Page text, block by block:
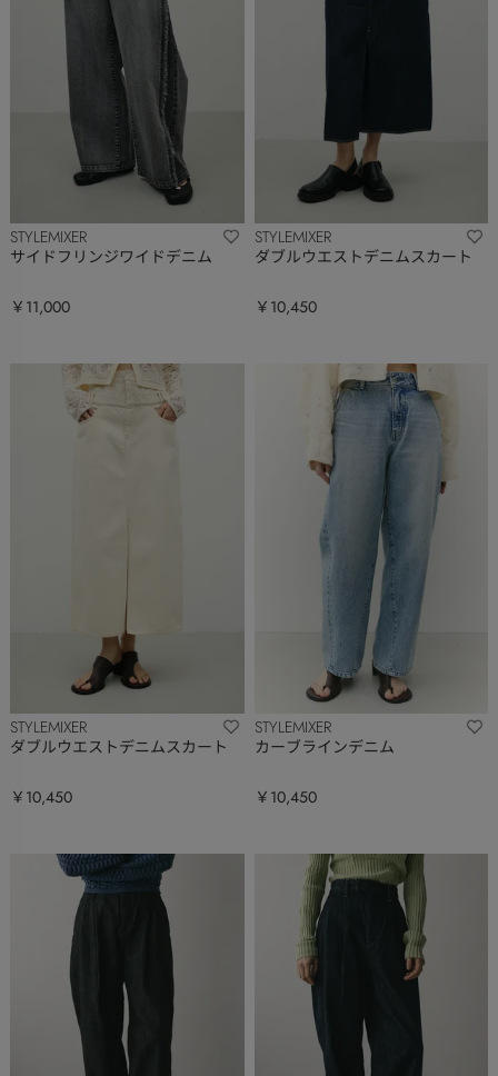
STYLEMIXER
サイドフリンジワイドデニム
￥11,000
STYLEMIXER
ダブルウエストデニムスカート
￥10,450
STYLEMIXER
ダブルウエストデニムスカート
￥10,450
STYLEMIXER
カーブラインデニム
￥10,450